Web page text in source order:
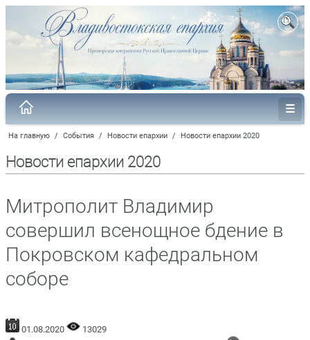
На главную / События / Новости епархии / Новости епархии 2020
Новости епархии 2020
Митрополит Владимир
совершил всенощное бдение в
Покровском кафедральном
соборе
01.08.2020
13029